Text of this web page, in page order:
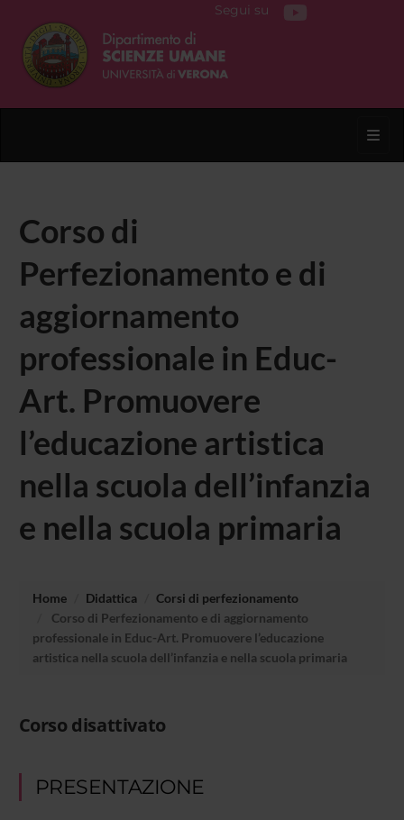
Segui su
Corso di
Perfezionamento e di
aggiornamento
professionale in Educ-
Art. Promuovere
l’educazione artistica
nella scuola dell’infanzia
e nella scuola primaria
Home Didattica
Corsi di perfezionamento
Corso di Perfezionamento e di aggiornamento
professionale in Educ-Art. Promuovere l’educazione
artistica nella scuola dell’infanzia e nella scuola primaria
Corso disattivato
PRESENTAZIONE